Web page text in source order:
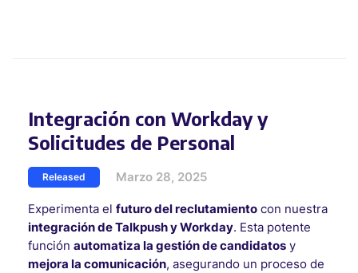
Integración con Workday y
Solicitudes de Personal
Released Marzo 28, 2025
Experimenta el futuro del reclutamiento con nuestra
integración de Talkpush y Workday. Esta potente
función automatiza la gestión de candidatos y
mejora la comunicación, asegurando un proceso de